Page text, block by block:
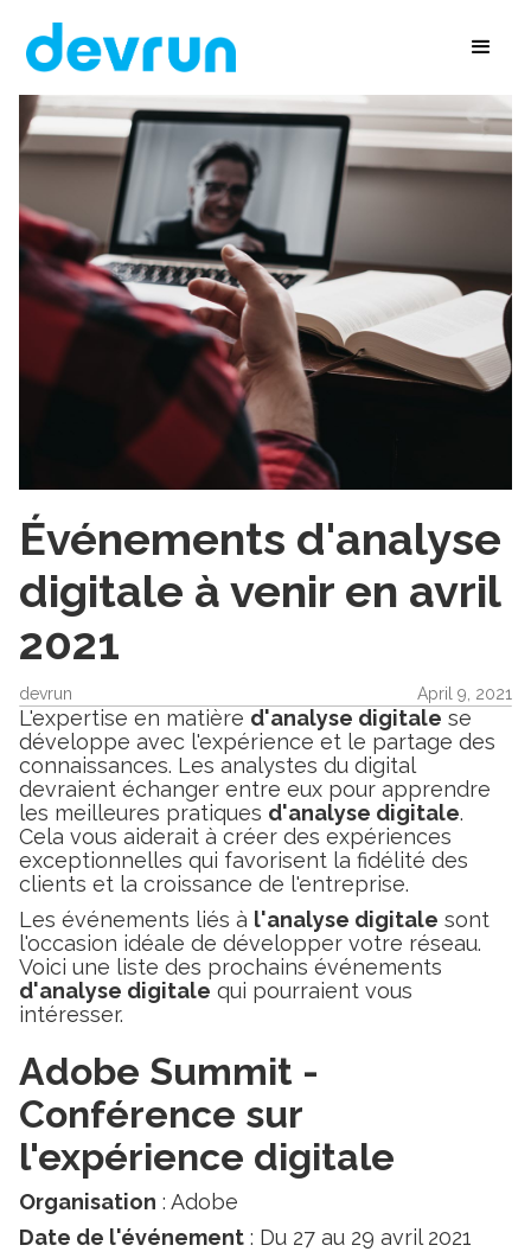
Événements d'analyse
digitale à venir en avril
2021
devrun April 9, 2021
L'expertise en matière d'analyse digitale se
développe avec l'expérience et le partage des
connaissances. Les analystes du digital
devraient échanger entre eux pour apprendre
les meilleures pratiques d'analyse digitale.
Cela vous aiderait à créer des expériences
exceptionnelles qui favorisent la fidélité des
clients et la croissance de l'entreprise.
Les événements liés à l'analyse digitale sont
l'occasion idéale de développer votre réseau.
Voici une liste des prochains événements
d'analyse digitale qui pourraient vous
intéresser.
Adobe Summit -
Conférence sur
l'expérience digitale
Organisation : Adobe
Date de l'événement : Du 27 au 29 avril 2021